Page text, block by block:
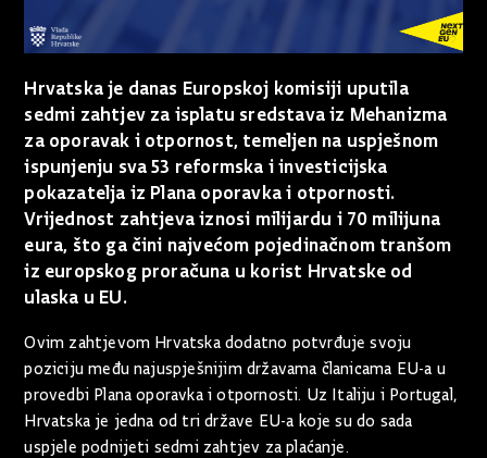
Hrvatska je danas Europskoj komisiji uputila
sedmi zahtjev za isplatu sredstava iz Mehanizma
za oporavak i otpornost, temeljen na uspješnom
ispunjenju sva 53 reformska i investicijska
pokazatelja iz Plana oporavka i otpornosti.
Vrijednost zahtjeva iznosi milijardu i 70 milijuna
eura, što ga čini najvećom pojedinačnom tranšom
iz europskog proračuna u korist Hrvatske od
ulaska u EU.
Ovim zahtjevom Hrvatska dodatno potvrđuje svoju
poziciju među najuspješnijim državama članicama EU-a u
provedbi Plana oporavka i otpornosti. Uz Italiju i Portugal,
Hrvatska je jedna od tri države EU-a koje su do sada
uspjele podnijeti sedmi zahtjev za plaćanje.